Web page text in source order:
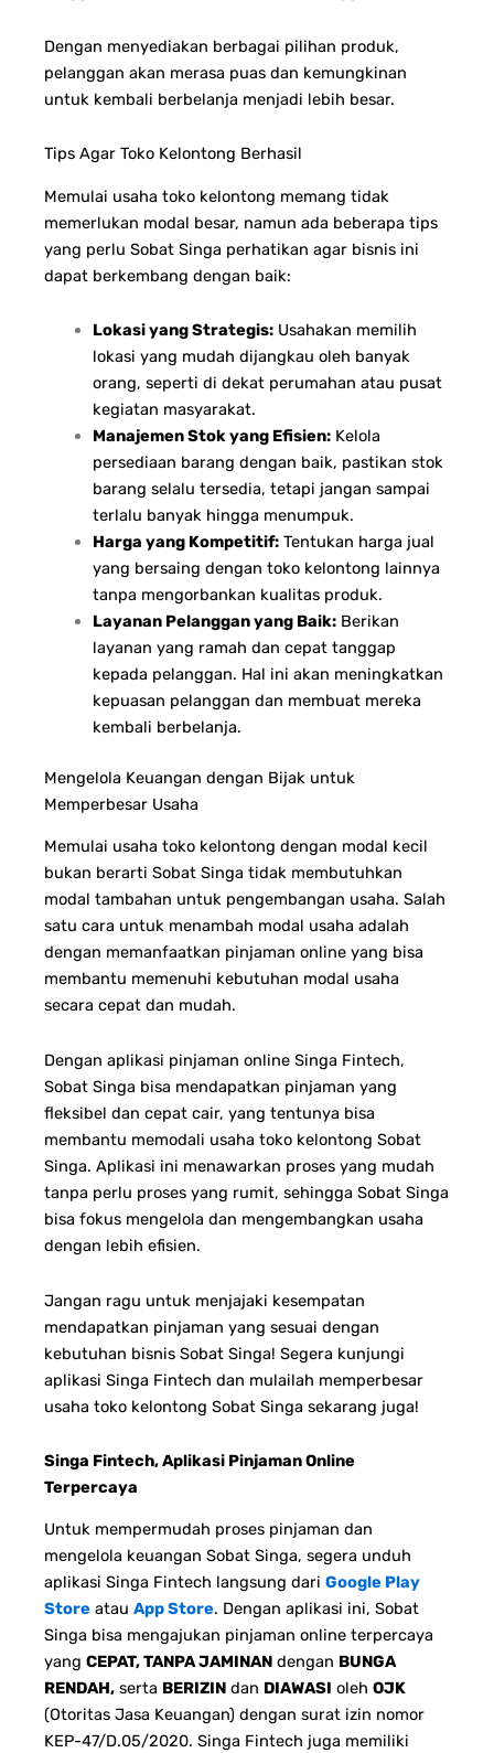
Dengan menyediakan berbagai pilihan produk,
pelanggan akan merasa puas dan kemungkinan
untuk kembali berbelanja menjadi lebih besar.
Tips Agar Toko Kelontong Berhasil
Memulai usaha toko kelontong memang tidak
memerlukan modal besar, namun ada beberapa tips
yang perlu Sobat Singa perhatikan agar bisnis ini
dapat berkembang dengan baik:
Lokasi yang Strategis:Usahakan memilih
lokasi yang mudah dijangkau oleh banyak
orang, seperti di dekat perumahan atau pusat
kegiatan masyarakat.
Manajemen Stok yang Efisien:Kelola
persediaan barang dengan baik, pastikan stok
barang selalu tersedia, tetapi jangan sampai
terlalu banyak hingga menumpuk.
Harga yang Kompetitif:Tentukan harga jual
yang bersaing dengan toko kelontong lainnya
tanpa mengorbankan kualitas produk.
Layanan Pelanggan yang Baik:Berikan
layanan yang ramah dan cepat tanggap
kepada pelanggan. Hal ini akan meningkatkan
kepuasan pelanggan dan membuat mereka
kembali berbelanja.
Mengelola Keuangan dengan Bijak untuk
Memperbesar Usaha
Memulai usaha toko kelontong dengan modal kecil
bukan berarti Sobat Singa tidak membutuhkan
modal tambahan untuk pengembangan usaha. Salah
satu cara untuk menambah modal usaha adalah
dengan memanfaatkan pinjaman online yang bisa
membantu memenuhi kebutuhan modal usaha
secara cepat dan mudah.
Dengan aplikasi pinjaman online Singa Fintech,
Sobat Singa bisa mendapatkan pinjaman yang
fleksibel dan cepat cair, yang tentunya bisa
membantu memodali usaha toko kelontong Sobat
Singa. Aplikasi ini menawarkan proses yang mudah
tanpa perlu proses yang rumit, sehingga Sobat Singa
bisa fokus mengelola dan mengembangkan usaha
dengan lebih efisien.
Jangan ragu untuk menjajaki kesempatan
mendapatkan pinjaman yang sesuai dengan
kebutuhan bisnis Sobat Singa! Segera kunjungi
aplikasi Singa Fintech dan mulailah memperbesar
usaha toko kelontong Sobat Singa sekarang juga!
Singa Fintech, Aplikasi Pinjaman Online
Terpercaya
Untuk mempermudah proses pinjaman dan
mengelola keuangan Sobat Singa, segera unduh
aplikasi Singa Fintech langsung dari Google Play
Store atau App Store. Dengan aplikasi ini, Sobat
Singa bisa mengajukan pinjaman online terpercaya
yang CEPAT, TANPA JAMINAN dengan BUNGA
RENDAH, serta BERIZIN dan DIAWASI oleh OJK
(Otoritas Jasa Keuangan) dengan surat izin nomor
KEP-47/D.05/2020. Singa Fintech juga memiliki